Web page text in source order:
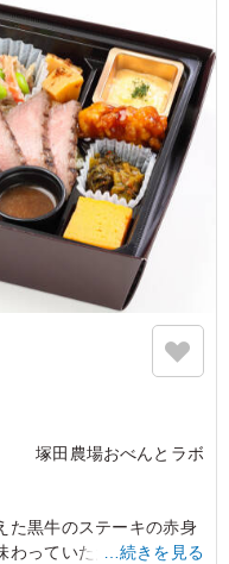
ろだ」というコメント
当でこのクオリティは
ました。お腹が減って
ました。
塚田農場おべんとラボ
た黒牛のステーキの赤身
わっていただけるお弁当
…続きを見る